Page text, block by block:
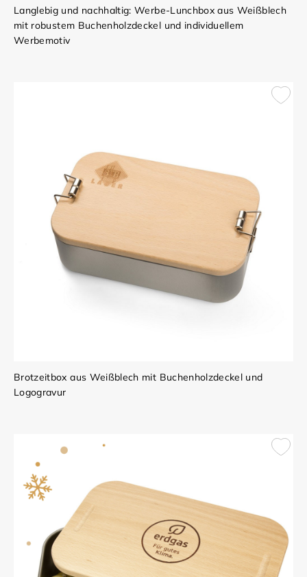
Langlebig und nachhaltig: Werbe-Lunchbox aus Weißblech
mit robustem Buchenholzdeckel und individuellem
Werbemotiv
Brotzeitbox aus Weißblech mit Buchenholzdeckel und
Logogravur